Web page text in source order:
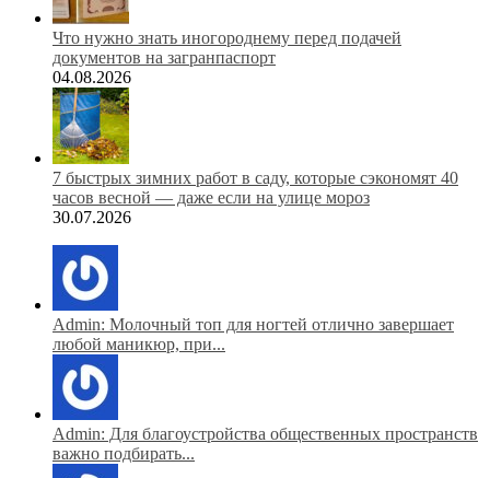
Что нужно знать иногороднему перед подачей
документов на загранпаспорт
04.08.2026
7 быстрых зимних работ в саду, которые сэкономят 40
часов весной — даже если на улице мороз
30.07.2026
Admin: Молочный топ для ногтей отлично завершает
любой маникюр, при...
Admin: Для благоустройства общественных пространств
важно подбирать...